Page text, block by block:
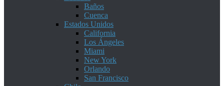
Baños
Cuenca
Estados Unidos
California
Los Ángeles
Miami
New York
Orlando
San Francisco